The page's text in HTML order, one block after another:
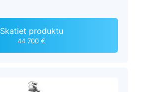
Skatiet produktu
44 700 €